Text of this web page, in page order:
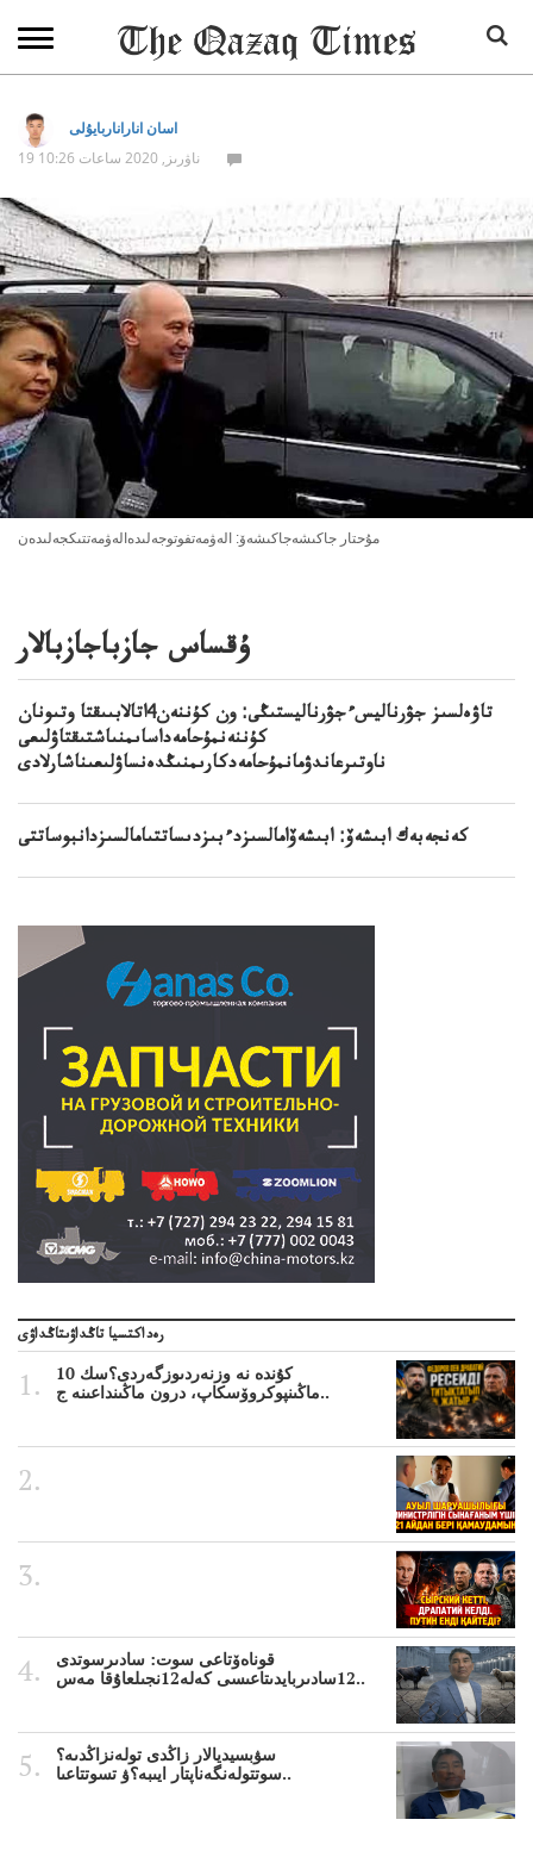
اسان اناراناربايۇلى
19 ناۋرىز, 2020 ساعات 10:26
مۇحتار جاكىشەجاكىشەۆ: الەۋمەتفوتوجەلىدەالەۋمەتتىكجەلىدەن
ۇقساس جازباجازبالار
تاۋەلسىز جۋرناليسءجۋرناليستىڭى: ون كۇننەن4اتالابىىقتا وتىونان
كۇننەنمۇحامەداساىمنىاشتىقتاۋلىعى
ناوتىرعاندۋمانمۇحامەدكارىمنىڭدەنساۋلىعىناشارلادى
كەنجەبەك ابىشەۆ: ابىشەۆامالسىزدءبىزدىساتتىامالسىزدانبوساتتى
رەداكتسيا تاڭداۋىتاڭداۋى
10 كۇندە نە وزنەردىوزگەردى؟سك
ماڭىنپوكروۆسكاپ، درون ماڭىنداعىنە ج..
قوناەۆتاعى سوت: سادىرسوتدى
12سادىربايدىتاعىسى كەلە12نجىلعاۇقا مەس..
سۋبسيديالار زاڭدى تولەنزاڭدىە؟
سوتتولەنگەناپتار ايىبە؟ۋ تسوتتاعىا..